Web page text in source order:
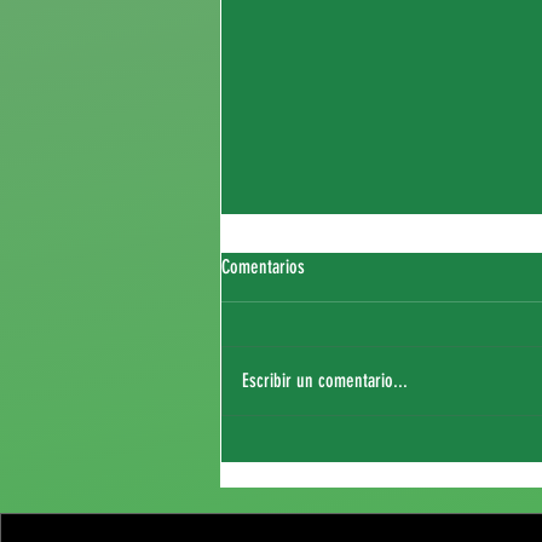
Comentarios
Escribir un comentario...